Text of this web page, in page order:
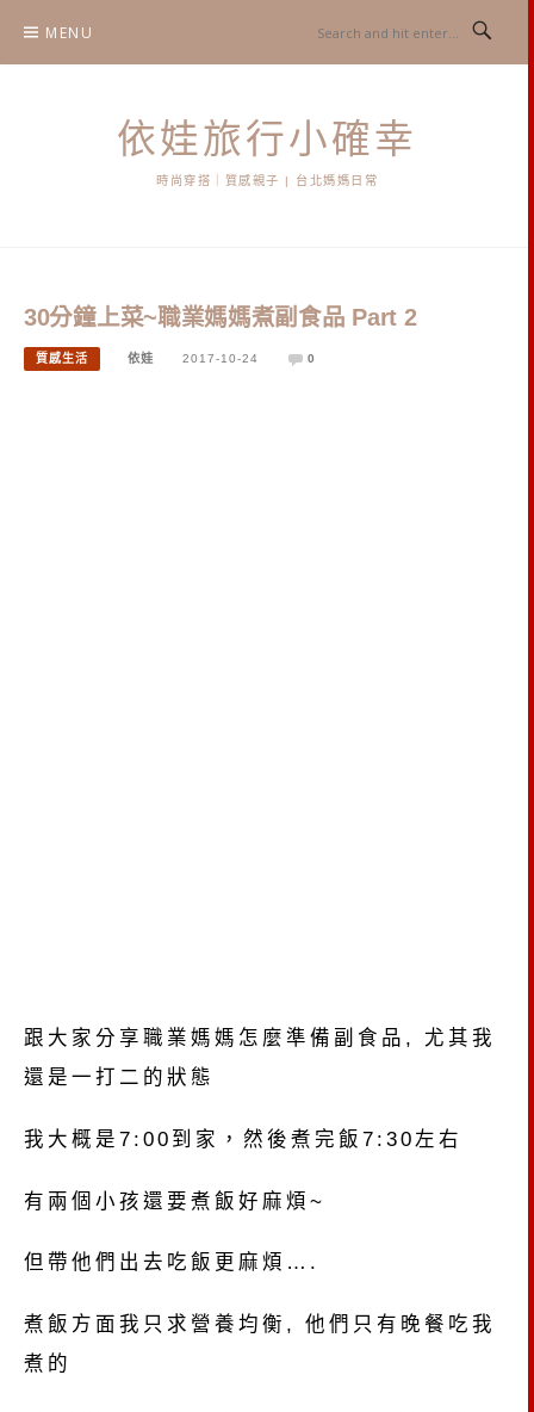
content
MENU
依娃旅行小確幸
時尚穿搭｜質感親子 | 台北媽媽日常
30分鐘上菜~職業媽媽煮副食品 Part 2
質感生活 依娃 2017-10-24 0
跟大家分享職業媽媽怎麼準備副食品, 尤其我
還是一打二的狀態
我大概是7:00到家，然後煮完飯7:30左右
有兩個小孩還要煮飯好麻煩~
但帶他們出去吃飯更麻煩….
煮飯方面我只求營養均衡, 他們只有晚餐吃我
煮的